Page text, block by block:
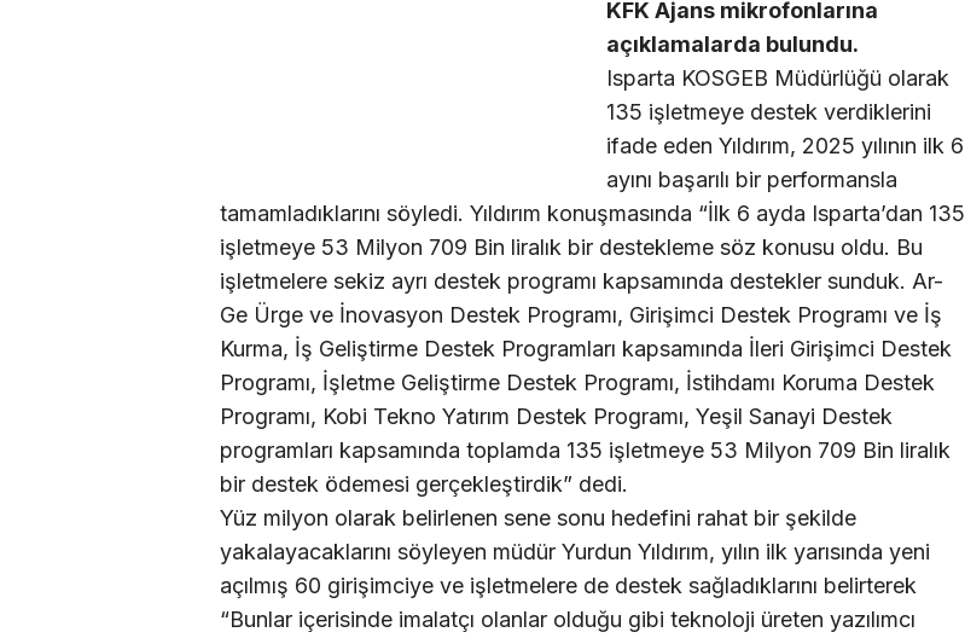
KFK Ajans mikrofonlarına
açıklamalarda bulundu.
Isparta KOSGEB Müdürlüğü olarak
135 işletmeye destek verdiklerini
ifade eden Yıldırım, 2025 yılının ilk 6
ayını başarılı bir performansla
tamamladıklarını söyledi. Yıldırım konuşmasında “İlk 6 ayda Isparta’dan 135
işletmeye 53 Milyon 709 Bin liralık bir destekleme söz konusu oldu. Bu
işletmelere sekiz ayrı destek programı kapsamında destekler sunduk. Ar-
Ge Ürge ve İnovasyon Destek Programı, Girişimci Destek Programı ve İş
Kurma, İş Geliştirme Destek Programları kapsamında İleri Girişimci Destek
Programı, İşletme Geliştirme Destek Programı, İstihdamı Koruma Destek
Programı, Kobi Tekno Yatırım Destek Programı, Yeşil Sanayi Destek
programları kapsamında toplamda 135 işletmeye 53 Milyon 709 Bin liralık
bir destek ödemesi gerçekleştirdik” dedi.
Yüz milyon olarak belirlenen sene sonu hedefini rahat bir şekilde
yakalayacaklarını söyleyen müdür Yurdun Yıldırım, yılın ilk yarısında yeni
açılmış 60 girişimciye ve işletmelere de destek sağladıklarını belirterek
“Bunlar içerisinde imalatçı olanlar olduğu gibi teknoloji üreten yazılımcı